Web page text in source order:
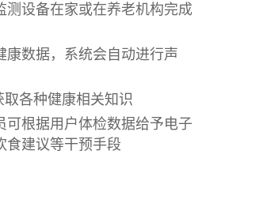
设备在家或在养老机构完成
康数据，系统会自动进行声
各种健康相关知识
可根据用户体检数据给予电子
食建议等干预手段